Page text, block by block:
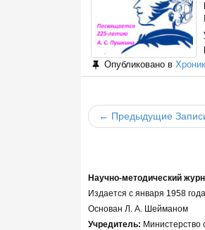
Опубликовано в
← Предыдущие
Научно-методический
Издается с января 1958 года
Основан Л. А. Шейманом
Учредитель: Министерство